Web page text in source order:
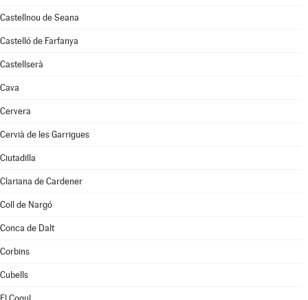
Castellnou de Seana
Castelló de Farfanya
Castellserà
Cava
Cervera
Cervià de les Garrigues
Ciutadilla
Clariana de Cardener
Coll de Nargó
Conca de Dalt
Corbins
Cubells